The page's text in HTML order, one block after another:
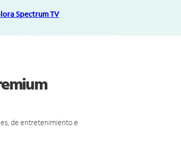
Spectrum TV
de entretenimiento e